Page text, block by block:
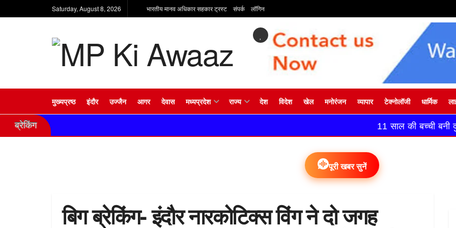
Saturday, August 8, 2026 भारतीय मानव अधिकार सहकार ट्रस्ट संपर्क लॉगिन
मुख्यप्रष्ठ इंदौर उज्जैन आगर देवास मध्यप्रदेश राज्य देश विदेश खेल मनोरंजन व्यापार टेक्नोलॉजी धार्मिक
ब्रेकिंग 11 साल की बच्ची बनी दुल्हन, 13
पूरी खबर सुनें
बिग ब्रेकिंग- इंदौर नारकोटिक्स विंग ने दो जगह